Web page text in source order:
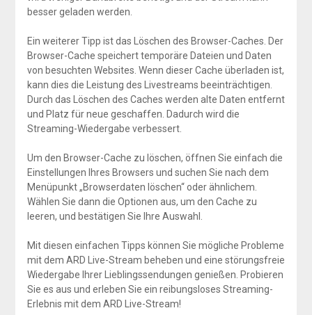
besser geladen werden.
Ein weiterer Tipp ist das Löschen des Browser-Caches. Der
Browser-Cache speichert temporäre Dateien und Daten
von besuchten Websites. Wenn dieser Cache überladen ist,
kann dies die Leistung des Livestreams beeinträchtigen.
Durch das Löschen des Caches werden alte Daten entfernt
und Platz für neue geschaffen. Dadurch wird die
Streaming-Wiedergabe verbessert.
Um den Browser-Cache zu löschen, öffnen Sie einfach die
Einstellungen Ihres Browsers und suchen Sie nach dem
Menüpunkt „Browserdaten löschen“ oder ähnlichem.
Wählen Sie dann die Optionen aus, um den Cache zu
leeren, und bestätigen Sie Ihre Auswahl.
Mit diesen einfachen Tipps können Sie mögliche Probleme
mit dem ARD Live-Stream beheben und eine störungsfreie
Wiedergabe Ihrer Lieblingssendungen genießen. Probieren
Sie es aus und erleben Sie ein reibungsloses Streaming-
Erlebnis mit dem ARD Live-Stream!